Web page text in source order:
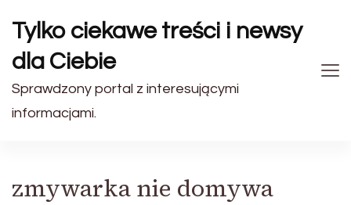
Tylko ciekawe treści i newsy
dla Ciebie
Sprawdzony portal z interesującymi
informacjami.
zmywarka nie domywa